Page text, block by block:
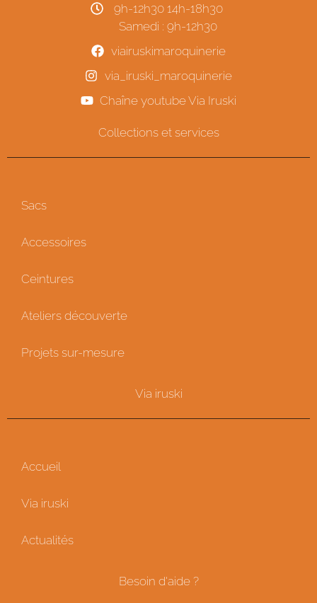
9h-12h30 14h-18h30
Samedi : 9h-12h30
viairuskimaroquinerie
via_iruski_maroquinerie
Chaîne youtube Via Iruski
Collections et services
Sacs
Accessoires
Ceintures
Ateliers découverte
Projets sur-mesure
Via iruski
Accueil
Via iruski
Actualités
Besoin d'aide ?